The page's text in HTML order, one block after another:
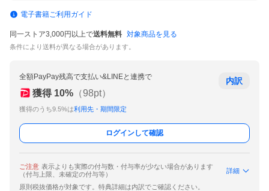
電子書籍ご利用ガイド
同一ストア3,000円以上で送料無料 対象商品を見る
条件により送料が異なる場合があります。
全額PayPay残高で支払い&LINEと連携で
獲得 10% （98pt）
獲得のうち9.5%は利用先・期間限定
内訳
ログインして確認
ご注意 表示よりも実際の付与数・付与率が少ない場合があります
（付与上限、未確定の付与等）
詳細
原則税抜価格が対象です。特典詳細は内訳でご確認ください。